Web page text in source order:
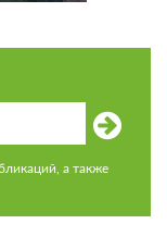
а также